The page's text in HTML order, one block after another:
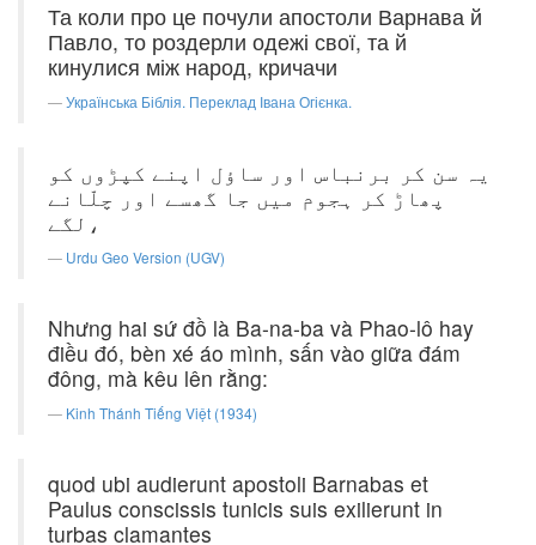
Та коли про це почули апостоли Варнава й
Павло, то роздерли одежі свої, та й
кинулися між народ, кричачи
Українська Біблія. Переклад Івана Огієнка.
یہ سن کر برنباس اور ساؤل اپنے کپڑوں کو
پھاڑ کر ہجوم میں جا گھسے اور چلّانے
لگے،
Urdu Geo Version (UGV)
Nhưng hai sứ đồ là Ba-na-ba và Phao-lô hay
điều đó, bèn xé áo mình, sấn vào giữa đám
đông, mà kêu lên rằng:
Kinh Thánh Tiếng Việt (1934)
quod ubi audierunt apostoli Barnabas et
Paulus conscissis tunicis suis exilierunt in
turbas clamantes